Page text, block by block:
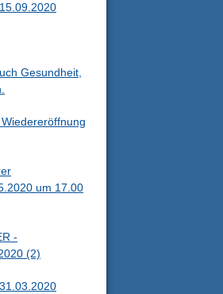
Gesundheit,
um 17.00
-
(2)